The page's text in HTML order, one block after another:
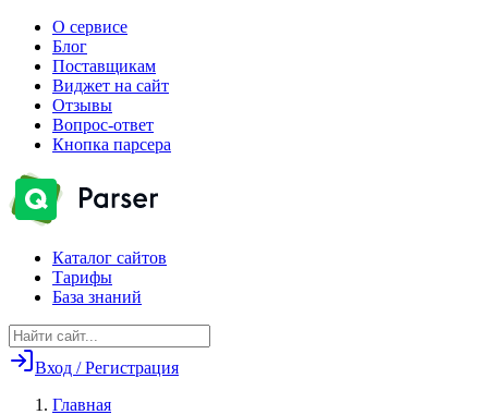
О сервисе
Блог
Поставщикам
Виджет на сайт
Отзывы
Вопрос-ответ
Кнопка парсера
Каталог сайтов
Тарифы
База знаний
Вход / Регистрация
Главная